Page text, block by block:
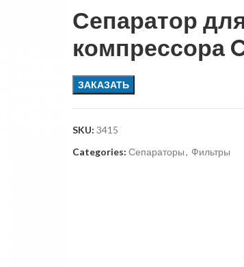
Сепаратор
компрессора
ЗАКАЗАТЬ
SKU: 3415
Categories: Сепараторы, Фильтры